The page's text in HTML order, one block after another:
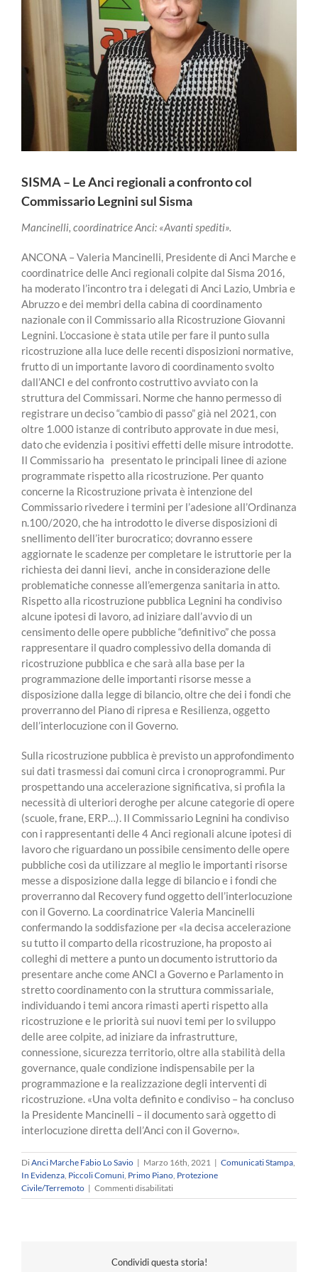
SISMA – Le Anci regionali a confronto col
Commissario Legnini sul Sisma
Mancinelli, coordinatrice Anci: «Avanti spediti».
ANCONA – Valeria Mancinelli, Presidente di Anci Marche e
coordinatrice delle Anci regionali colpite dal Sisma 2016,
ha moderato l’incontro tra i delegati di Anci Lazio, Umbria e
Abruzzo e dei membri della cabina di coordinamento
nazionale con il Commissario alla Ricostruzione Giovanni
Legnini. L’occasione è stata utile per fare il punto sulla
ricostruzione alla luce delle recenti disposizioni normative,
frutto di un importante lavoro di coordinamento svolto
dall’ANCI e del confronto costruttivo avviato con la
struttura del Commissari. Norme che hanno permesso di
registrare un deciso “cambio di passo” già nel 2021, con
oltre 1.000 istanze di contributo approvate in due mesi,
dato che evidenzia i positivi effetti delle misure introdotte.
Il Commissario ha presentato le principali linee di azione
programmate rispetto alla ricostruzione. Per quanto
concerne la Ricostruzione privata è intenzione del
Commissario rivedere i termini per l’adesione all’Ordinanza
n.100/2020, che ha introdotto le diverse disposizioni di
snellimento dell’iter burocratico; dovranno essere
aggiornate le scadenze per completare le istruttorie per la
richiesta dei danni lievi, anche in considerazione delle
problematiche connesse all’emergenza sanitaria in atto.
Rispetto alla ricostruzione pubblica Legnini ha condiviso
alcune ipotesi di lavoro, ad iniziare dall’avvio di un
censimento delle opere pubbliche “definitivo” che possa
rappresentare il quadro complessivo della domanda di
ricostruzione pubblica e che sarà alla base per la
programmazione delle importanti risorse messe a
disposizione dalla legge di bilancio, oltre che dei i fondi che
proverranno del Piano di ripresa e Resilienza, oggetto
dell’interlocuzione con il Governo.
Sulla ricostruzione pubblica è previsto un approfondimento
sui dati trasmessi dai comuni circa i cronoprogrammi. Pur
prospettando una accelerazione significativa, si profila la
necessità di ulteriori deroghe per alcune categorie di opere
(scuole, frane, ERP…). Il Commissario Legnini ha condiviso
con i rappresentanti delle 4 Anci regionali alcune ipotesi di
lavoro che riguardano un possibile censimento delle opere
pubbliche così da utilizzare al meglio le importanti risorse
messe a disposizione dalla legge di bilancio e i fondi che
proverranno dal Recovery fund oggetto dell’interlocuzione
con il Governo. La coordinatrice Valeria Mancinelli
confermando la soddisfazione per «la decisa accelerazione
su tutto il comparto della ricostruzione, ha proposto ai
colleghi di mettere a punto un documento istruttorio da
presentare anche come ANCI a Governo e Parlamento in
stretto coordinamento con la struttura commissariale,
individuando i temi ancora rimasti aperti rispetto alla
ricostruzione e le priorità sui nuovi temi per lo sviluppo
delle aree colpite, ad iniziare da infrastrutture,
connessione, sicurezza territorio, oltre alla stabilità della
governance, quale condizione indispensabile per la
programmazione e la realizzazione degli interventi di
ricostruzione. «Una volta definito e condiviso – ha concluso
la Presidente Mancinelli – il documento sarà oggetto di
interlocuzione diretta dell’Anci con il Governo».
DiAnci Marche Fabio Lo Savio | Marzo 16th, 2021 | Comunicati Stampa,
In Evidenza, Piccoli Comuni, Primo Piano, Protezione
Civile/Terremoto | Commenti disabilitatisu
SISMA
a
Condividi questa storia!